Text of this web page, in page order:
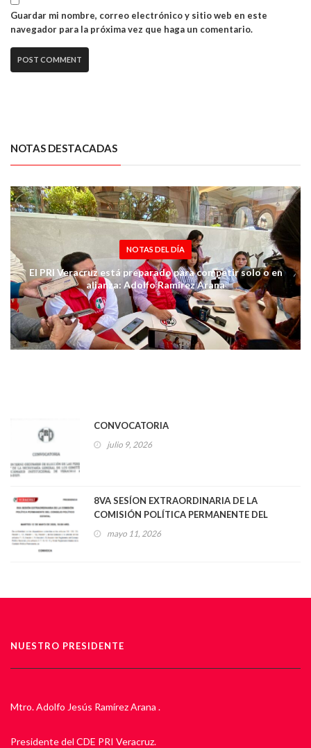
Guardar mi nombre, correo electrónico y sitio web en este
navegador para la próxima vez que haga un comentario.
NOTAS DESTACADAS
NOTAS DEL DÍA
El PRI Veracruz está preparado para competir solo o en
alianza: Adolfo Ramírez Arana
CONVOCATORIA
julio 9, 2026
8VA SESÍON EXTRAORDINARIA DE LA
COMISIÓN POLÍTICA PERMANENTE DEL
CONSEJO POLÍTICO ESTATAL
mayo 11, 2026
NUESTRO PRESIDENTE
Mtro. Adolfo Jesús Ramírez Arana .
Presidente del CDE PRI Veracruz.